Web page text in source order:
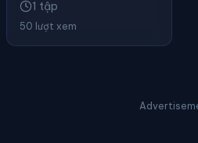
1 tập
50 lượt xem